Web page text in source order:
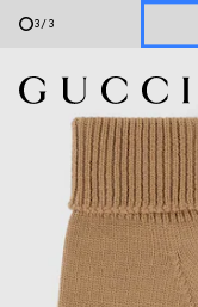
3/3